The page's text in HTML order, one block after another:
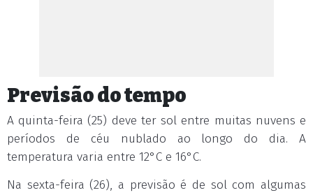
Previsão do tempo
A quinta-feira (25) deve ter sol entre muitas nuvens e
períodos de céu nublado ao longo do dia. A
temperatura varia entre 12°C e 16°C.
Na sexta-feira (26), a previsão é de sol com algumas